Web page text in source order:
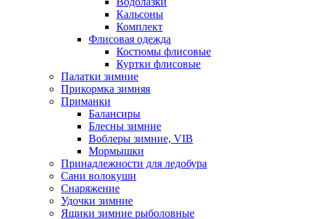
Кальсоны
Комплект
Флисовая одежда
Костюмы флисовые
Куртки флисовые
Палатки зимние
Прикормка зимняя
Приманки
Балансиры
Блесны зимние
Воблеры зимние, VIB
Мормышки
Принадлежности для ледобура
Сани волокуши
Снаряжение
Удочки зимние
Ящики зимние рыболовные